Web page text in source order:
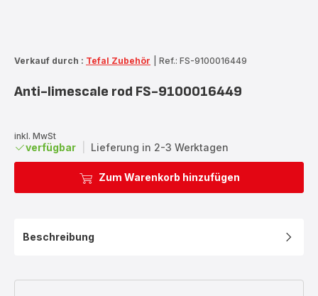
Verkauf durch : Tefal Zubehör Ref.: FS-9100016449
Anti-limescale rod FS-9100016449
inkl. MwSt
verfügbar Lieferung in 2-3 Werktagen
Zum Warenkorb hinzufügen
Beschreibung